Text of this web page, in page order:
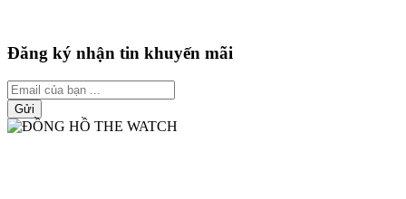
Đăng ký nhận tin khuyến mãi
Gửi